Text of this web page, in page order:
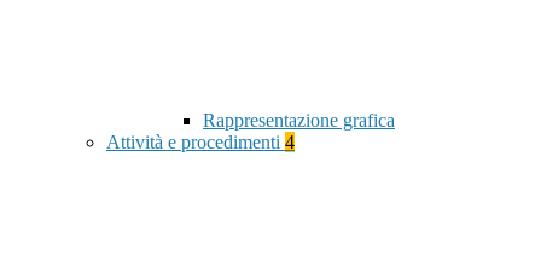
Rappresentazione grafica
Attività e procedimenti 4